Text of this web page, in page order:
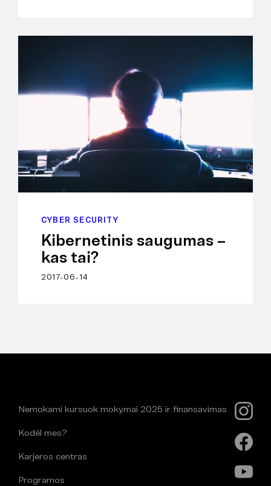
CYBER SECURITY
Kibernetinis saugumas –
kas tai?
2017-06-14
Nemokami kursuok mokymai 2025 ir finansavimas
Kodėl mes?
Karjeros centras
Programos